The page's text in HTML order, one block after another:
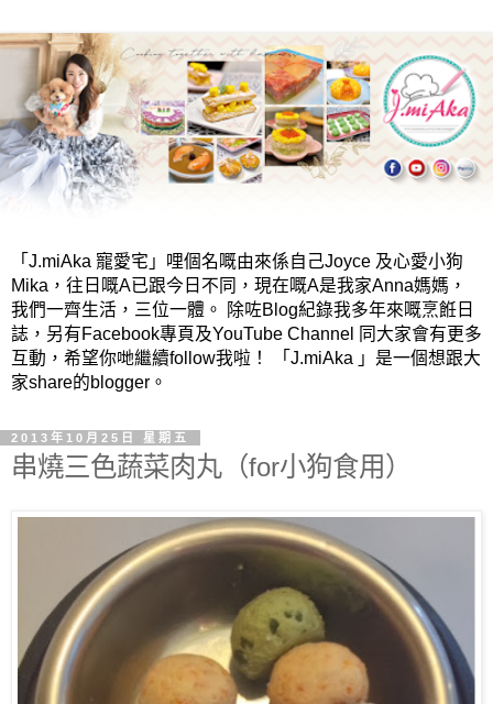
「J.miAka 寵愛宅」哩個名嘅由來係自己Joyce 及心愛小狗
Mika，往日嘅A已跟今日不同，現在嘅A是我家Anna媽媽，
我們一齊生活，三位一體。 除咗Blog紀錄我多年來嘅烹餁日
誌，另有Facebook專頁及YouTube Channel 同大家會有更多
互動，希望你哋繼續follow我啦！ 「J.miAka 」是一個想跟大
家share的blogger。
2013年10月25日 星期五
串燒三色蔬菜肉丸（for小狗食用）